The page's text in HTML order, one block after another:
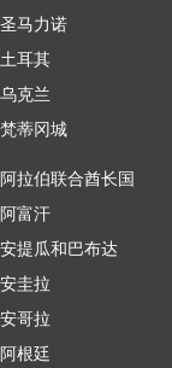
圣马力诺
土耳其
乌克兰
梵蒂冈城
阿拉伯联合酋长国
阿富汗
安提瓜和巴布达
安圭拉
安哥拉
阿根廷